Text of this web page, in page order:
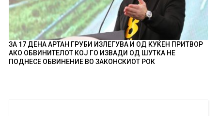
ЗА 17 ДЕНА АРТАН ГРУБИ ИЗЛЕГУВА И ОД КУЌЕН ПРИТВОР
АКО ОБВИНИТЕЛОТ КОЈ ГО ИЗВАДИ ОД ШУТКА НЕ
ПОДНЕСЕ ОБВИНЕНИЕ ВО ЗАКОНСКИОТ РОК